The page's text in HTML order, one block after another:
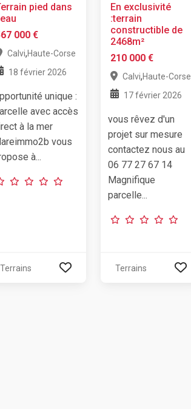
pied dans
000 €
Calvi,Haute-Corse
18 février 2026
unique :
avec accès
à la mer
vous
à...
Terrains
En exclusivité
:terrain
constructible de
2468m²
210 000 €
Calvi,Haute-Corse
17 février 2026
vous rêvez d'un
projet sur mesure
contactez nous au
06 77 27 67 14
Magnifique
parcelle...
Terrains